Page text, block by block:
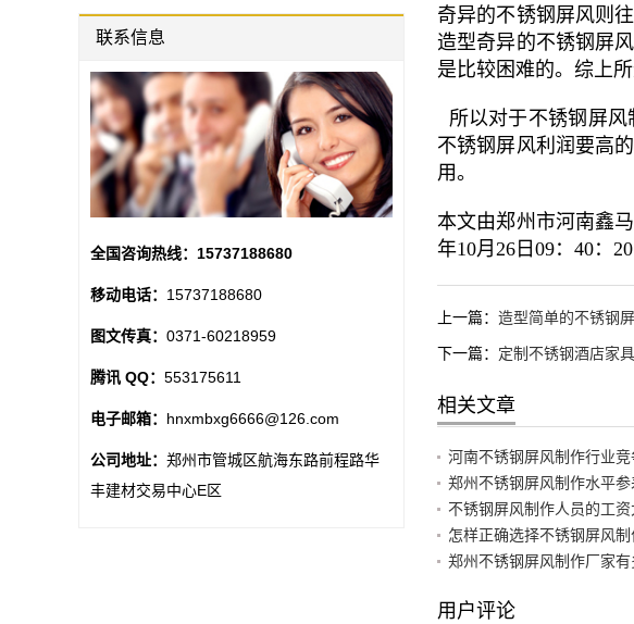
奇异的不锈钢屏风则
造型奇异的不锈钢屏
是比较困难的。综上
所以对于不锈钢屏
不锈钢屏风利润要高
用。
本文由郑州市河南鑫
年10月26日09：40：20
上一篇： 造型简单的不锈钢
下一篇： 定制不锈钢酒店家
相关文章
河南不锈钢屏风制作行业
郑州不锈钢屏风制作水平
不锈钢屏风制作人员的工
怎样正确选择不锈钢屏风制
郑州不锈钢屏风制作厂家有
用户评论
联系信息
全国咨询热线： 15737188680
移动电话： 15737188680
图文传真： 0371-60218959
腾讯 QQ： 553175611
电子邮箱： hnxmbxg6666@126.com
公司地址： 郑州市管城区航海东路前程路华
丰建材交易中心E区